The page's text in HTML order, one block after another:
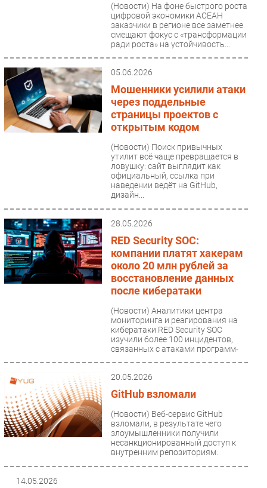
(Новости) На фоне быстрого роста
цифровой экономики АСЕАН
заказчики в регионе все заметнее
смещают фокус с «трансформации
ради роста» на устойчивость...
05.06.2026
Мошенники усилили атаки
через поддельные
страницы проектов с
открытым кодом
(Новости) Поиск привычных
утилит всё чаще превращается в
ловушку: сайт выглядит как
официальный, ссылка при
наведении ведёт на GitHub,
дизайн...
28.05.2026
RED Security SOC:
компании платят хакерам
около 20 млн рублей за
восстановление данных
после кибератаки
(Новости) Аналитики центра
мониторинга и реагирования на
кибератаки RED Security SOC
изучили более 100 инцидентов,
связанных с атаками программ-
20.05.2026
GitHub взломали
(Новости) Веб-сервис GitHub
взломали, в результате чего
злоумышленники получили
несанкционированный доступ к
внутренним репозиториям.
14.05.2026